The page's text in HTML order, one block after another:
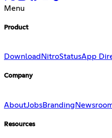
Menu
Product
Download NitroStatusApp
Company
AboutJobsBranding
Resources